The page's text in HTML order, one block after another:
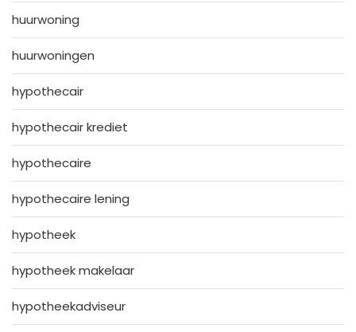
huurwoning
huurwoningen
hypothecair
hypothecair krediet
hypothecaire
hypothecaire lening
hypotheek
hypotheek makelaar
hypotheekadviseur